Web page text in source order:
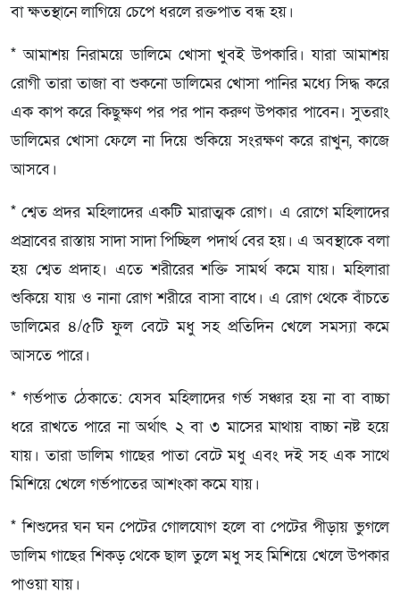
বা ক্ষতস্থানে লাগিয়ে চেপে ধরলে রক্তপাত বন্ধ হয়।
* আমাশয় নিরাময়ে ডালিমে খোসা খুবই উপকারি। যারা আমাশয়
রোগী তারা তাজা বা শুকনো ডালিমের খোসা পানির মধ্যে সিদ্ধ করে
এক কাপ করে কিছুক্ষণ পর পর পান করুণ উপকার পাবেন। সুতরাং
ডালিমের খোসা ফেলে না দিয়ে শুকিয়ে সংরক্ষণ করে রাখুন, কাজে
আসবে।
* শ্বেত প্রদর মহিলাদের একটি মারাত্মক রোগ। এ রোগে মহিলাদের
প্রস্রাবের রাস্তায় সাদা সাদা পিচ্ছিল পদার্থ বের হয়। এ অবস্থাকে বলা
হয় শ্বেত প্রদাহ। এতে শরীরের শক্তি সামর্থ কমে যায়। মহিলারা
শুকিয়ে যায় ও নানা রোগ শরীরে বাসা বাধে। এ রোগ থেকে বাঁচতে
ডালিমের ৪/৫টি ফুল বেটে মধু সহ প্রতিদিন খেলে সমস্যা কমে
আসতে পারে।
* গর্ভপাত ঠেকাতে: যেসব মহিলাদের গর্ভ সঞ্চার হয় না বা বাচ্চা
ধরে রাখতে পারে না অর্থাৎ ২ বা ৩ মাসের মাথায় বাচ্চা নষ্ট হয়ে
যায়। তারা ডালিম গাছের পাতা বেটে মধু এবং দই সহ এক সাথে
মিশিয়ে খেলে গর্ভপাতের আশংকা কমে যায়।
* শিশুদের ঘন ঘন পেটের গোলযোগ হলে বা পেটের পীড়ায় ভুগলে
ডালিম গাছের শিকড় থেকে ছাল তুলে মধু সহ মিশিয়ে খেলে উপকার
পাওয়া যায়।